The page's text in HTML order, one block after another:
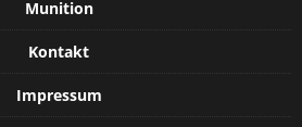
Munition
Kontakt
Impressum